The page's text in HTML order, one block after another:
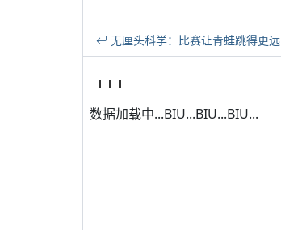
无厘头科学：比赛让青蛙跳得更远
数据加载中...BIU...BIU...BIU...